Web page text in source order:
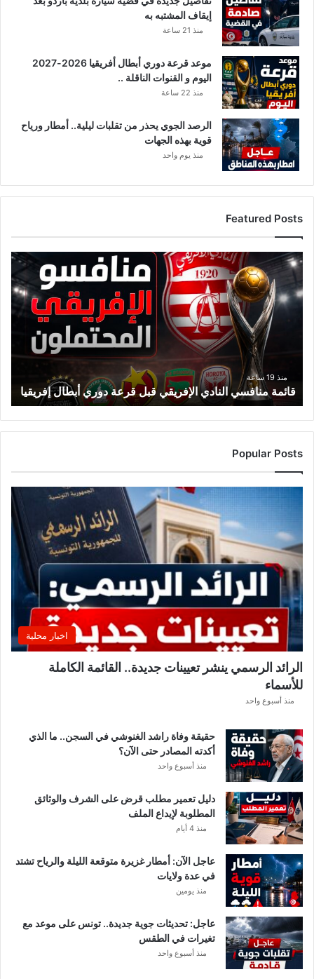
إيقاف المشتبه به
منذ 21 ساعة
موعد قرعة دوري أبطال أفريقيا 2026-2027
اليوم و القنوات الناقلة ..
منذ 22 ساعة
الرصد الجوي يحذر من تقلبات ليلية.. أمطار ورياح
قوية بهذه الجهات
منذ يوم واحد
Featured Posts
قائمة
منافسي
النادي
الإفريقي
إفريقيا
منذ 19 ساعة
قائمة منافسي النادي الإفريقي قبل قرعة دوري أبطال إفريقيا
Popular Posts
اخبار محلية
الرائد الرسمي ينشر تعيينات جديدة.. القائمة الكاملة
للأسماء
منذ أسبوع واحد
حقيقة وفاة راشد الغنوشي في السجن.. ما الذي
أكدته المصادر حتى الآن؟
منذ أسبوع واحد
دليل تعمير مطلب قرض على الشرف والوثائق
المطلوبة لإيداع الملف
منذ 4 أيام
عاجل الآن: أمطار غزيرة متوقعة الليلة والرياح تشتد
في عدة ولايات
منذ يومين
عاجل: تحديثات جوية جديدة.. تونس على موعد مع
تغيرات في الطقس
منذ أسبوع واحد